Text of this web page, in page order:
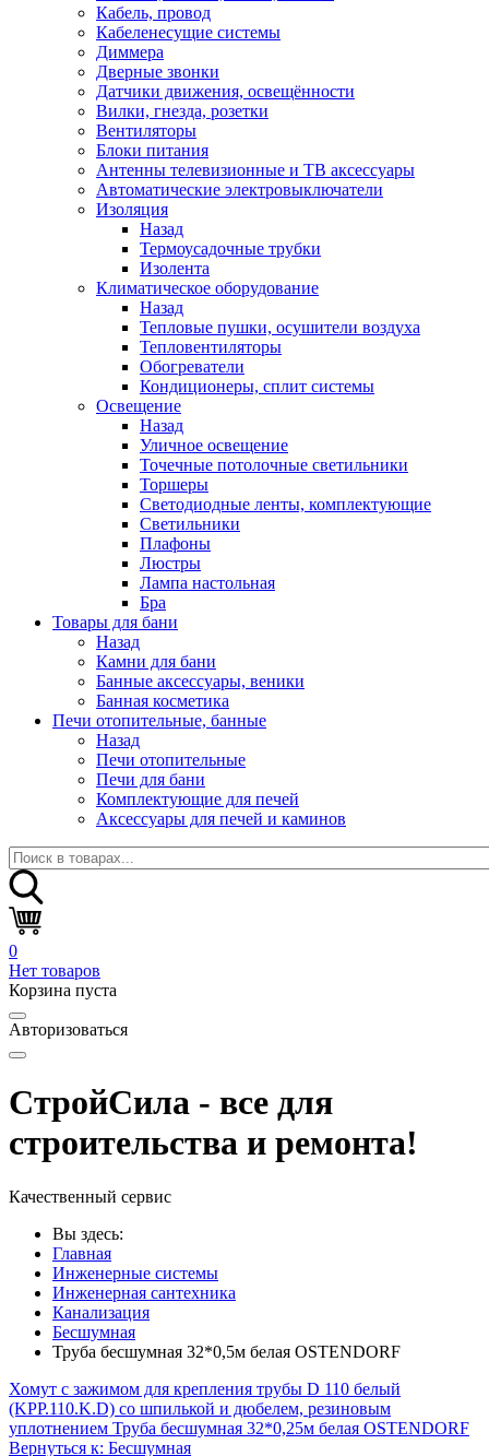
Кабель, провод
Кабеленесущие системы
Диммера
Дверные звонки
Датчики движения, освещённости
Вилки, гнезда, розетки
Вентиляторы
Блоки питания
Антенны телевизионные и ТВ аксессуары
Автоматические электровыключатели
Изоляция
Назад
Термоусадочные трубки
Изолента
Климатическое оборудование
Назад
Тепловые пушки, осушители воздуха
Тепловентиляторы
Обогреватели
Кондиционеры, сплит системы
Освещение
Назад
Уличное освещение
Точечные потолочные светильники
Торшеры
Светодиодные ленты, комплектующие
Светильники
Плафоны
Люстры
Лампа настольная
Бра
Товары для бани
Назад
Камни для бани
Банные аксессуары, веники
Банная косметика
Печи отопительные, банные
Назад
Печи отопительные
Печи для бани
Комплектующие для печей
Аксессуары для печей и каминов
0
Нет товаров
Корзина пуста
Авторизоваться
СтройСила - все для
строительства и ремонта!
Качественный сервис
Вы здесь:
Главная
Инженерные системы
Инженерная сантехника
Канализация
Бесшумная
Труба бесшумная 32*0,5м белая OSTENDORF
Хомут с зажимом для крепления трубы D 110 белый
(KPP.110.K.D) со шпилькой и дюбелем, резиновым
уплотнением Труба бесшумная 32*0,25м белая OSTENDORF
Вернуться к: Бесшумная